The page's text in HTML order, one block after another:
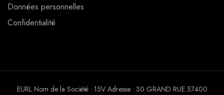
Données personnelles
Confidentialité
EURL Nom de la Société : 15V Adresse : 30 GRAND RUE 57400